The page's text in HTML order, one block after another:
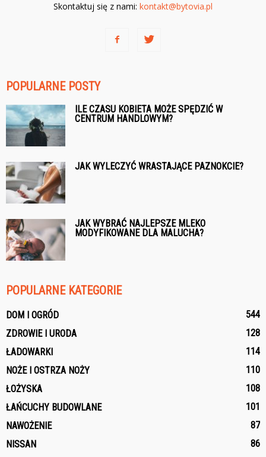
Skontaktuj się z nami: kontakt@bytovia.pl
POPULARNE POSTY
ILE CZASU KOBIETA MOŻE SPĘDZIĆ W
CENTRUM HANDLOWYM?
JAK WYLECZYĆ WRASTAJĄCE PAZNOKCIE?
JAK WYBRAĆ NAJLEPSZE MLEKO
MODYFIKOWANE DLA MALUCHA?
POPULARNE KATEGORIE
DOM I OGRÓD
544
ZDROWIE I URODA
128
ŁADOWARKI
114
NOŻE I OSTRZA NOŻY
110
ŁOŻYSKA
108
ŁAŃCUCHY BUDOWLANE
101
NAWOŻENIE
87
NISSAN
86